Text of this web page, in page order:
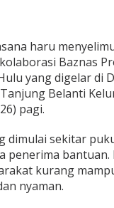
haru
Baznas
yang digelar di
Belanti
pagi.
dimulai sekitar
penerima
kurang
nyaman.